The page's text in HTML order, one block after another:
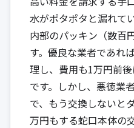
水がポタポタと漏れて
内部のパッキン（数百
す。優良な業者であれ
理し、費用も1万円前
です。しかし、悪徳業
で、もう交換しないと
万円もする蛇口本体の